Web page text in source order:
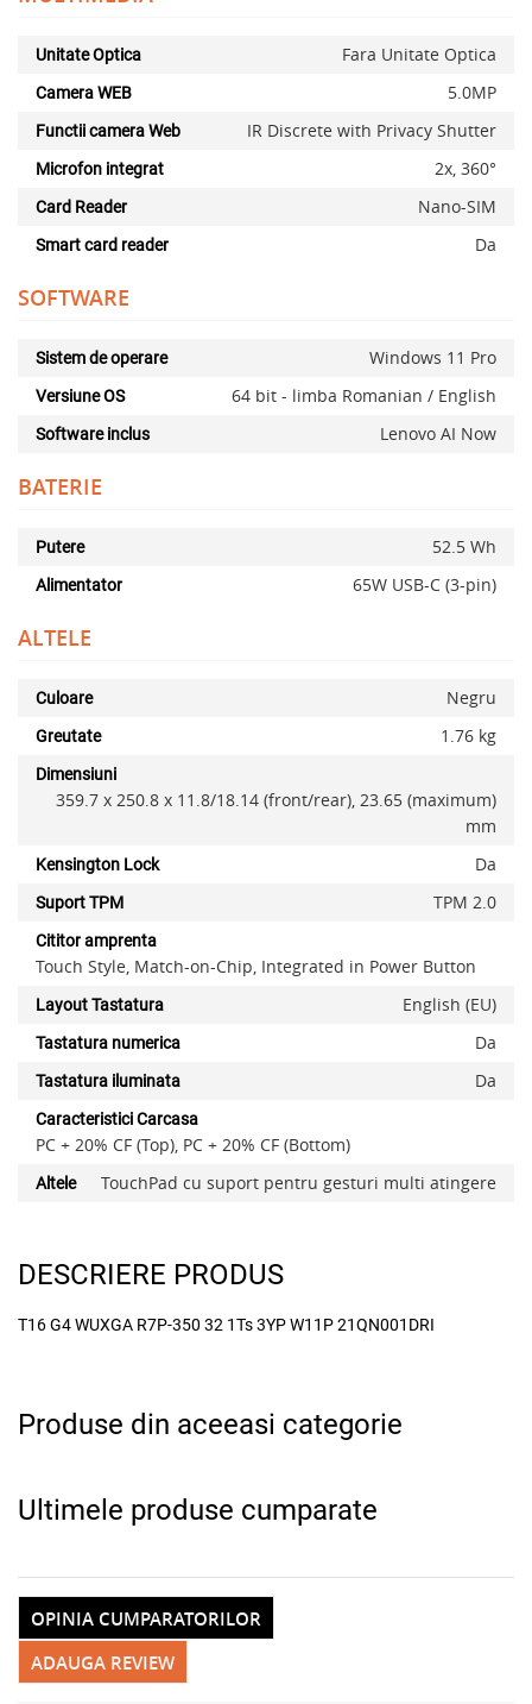
Unitate Optica Fara Unitate Optica
Camera WEB 5.0MP
Functii camera Web IR Discrete with Privacy Shutter
Microfon integrat 2x, 360°
Card Reader Nano-SIM
Smart card reader Da
SOFTWARE
Sistem de operare Windows 11 Pro
Versiune OS 64 bit - limba Romanian / English
Software inclus Lenovo AI Now
BATERIE
Putere 52.5 Wh
Alimentator 65W USB-C (3-pin)
ALTELE
Culoare Negru
Greutate 1.76 kg
Dimensiuni
359.7 x 250.8 x 11.8/18.14 (front/rear), 23.65 (maximum)
mm
Kensington Lock Da
Suport TPM TPM 2.0
Cititor amprenta
Touch Style, Match-on-Chip, Integrated in Power Button
Layout Tastatura English (EU)
Tastatura numerica Da
Tastatura iluminata Da
Caracteristici Carcasa
PC + 20% CF (Top), PC + 20% CF (Bottom)
Altele TouchPad cu suport pentru gesturi multi atingere
DESCRIERE PRODUS
T16 G4 WUXGA R7P-350 32 1Ts 3YP W11P 21QN001DRI
Produse din aceeasi categorie
Ultimele produse cumparate
ADAUGA REVIEW
OPINIA CUMPARATORILOR